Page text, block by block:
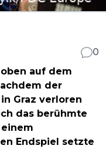
0
auf dem
der
Graz verloren
das berühmte
Endspiel setzte